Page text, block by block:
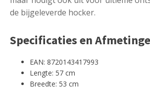
de bijgeleverde hocker.
Specificaties en
EAN: 8720143417993
Lengte: 57 cm
Breedte: 53 cm